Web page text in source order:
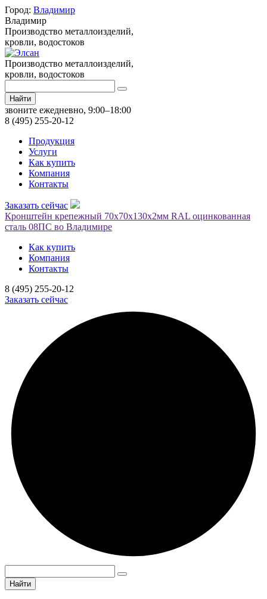
Город: Владимир
Владимир
Производство металлоизделий,
кровли, водостоков
Производство металлоизделий,
кровли, водостоков
Найти
звоните ежедневно, 9:00–18:00
8 (495) 255-20-12
Продукция
Услуги
Как купить
Компания
Контакты
Заказать сейчас
Кронштейн крепежный 70х70х130х2мм RAL оцинкованная
сталь 08ПС во Владимире
Как купить
Компания
Контакты
8 (495) 255-20-12
Заказать сейчас
Найти